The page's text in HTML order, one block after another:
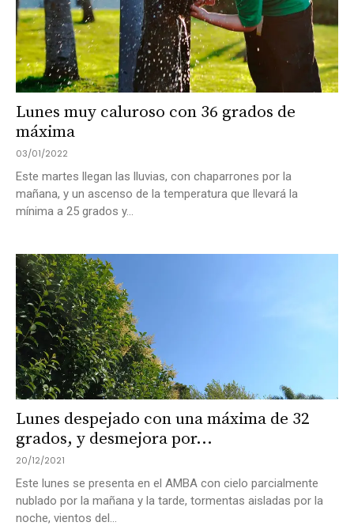
Lunes muy caluroso con 36 grados de
máxima
03/01/2022
Este martes llegan las lluvias, con chaparrones por la
mañana, y un ascenso de la temperatura que llevará la
mínima a 25 grados y...
Lunes despejado con una máxima de 32
grados, y desmejora por...
20/12/2021
Este lunes se presenta en el AMBA con cielo parcialmente
nublado por la mañana y la tarde, tormentas aisladas por la
noche, vientos del...